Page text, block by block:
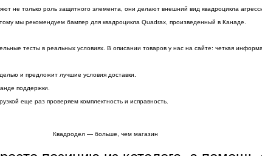
не только роль защитного элемента, они делают внешний вид квадроцикла
мы рекомендуем бампер для квадроцикла Quadrax, произведенный в Канаде.
тесты в реальных условиях. В описании товаров у нас на сайте: четкая
и предложит лучшие условия доставки.
поддержки.
еще раз проверяем комплектность и исправность.
Квадродел — больше, чем магазин